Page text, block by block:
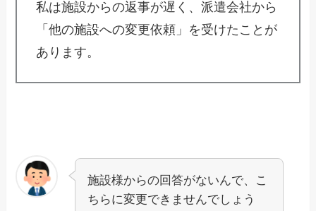
私は施設からの返事が遅く、派遣会社から
「他の施設への変更依頼」を受けたことが
あります。
施設様からの回答がないんで、こ
ちらに変更できませんでしょう